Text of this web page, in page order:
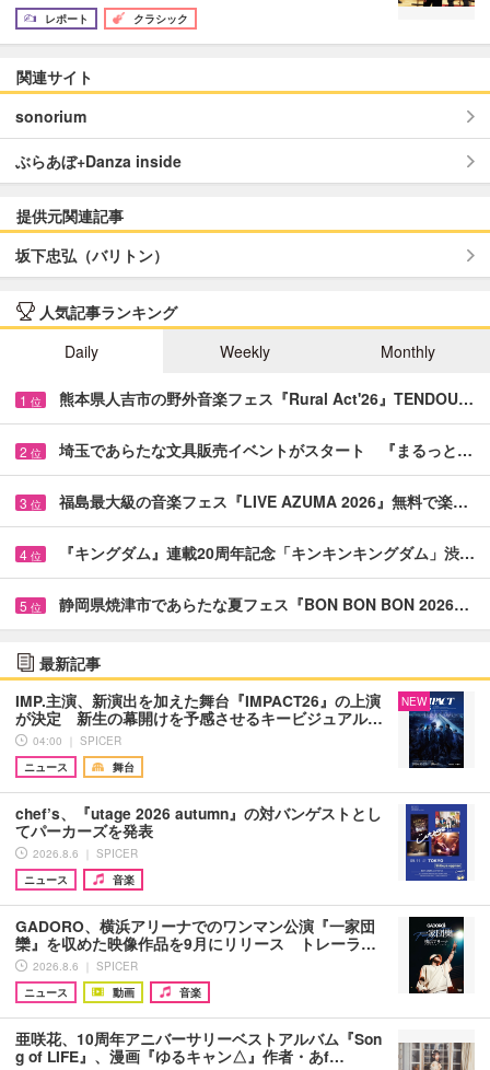
レポート
クラシック
関連サイト
sonorium
ぶらあぼ+Danza inside
提供元関連記事
坂下忠弘（バリトン）
人気記事ランキング
Daily
Weekly Monthly
1 位 熊本県人吉市の野外音楽フェス『Rural Act'26』TENDOU…
2 位 埼玉であらたな文具販売イベントがスタート 『まるっと…
3 位 福島最大級の音楽フェス『LIVE AZUMA 2026』無料で楽…
4 位 『キングダム』連載20周年記念「キンキンキングダム」渋…
5 位 静岡県焼津市であらたな夏フェス『BON BON BON 2026…
最新記事
IMP.主演、新演出を加えた舞台『IMPACT26』の上演
が決定 新生の幕開けを予感させるキービジュアル…
04:00 ｜ SPICER
ニュース
舞台
NEW
chef’s、『utage 2026 autumn』の対バンゲストとし
てパーカーズを発表
2026.8.6 ｜ SPICER
ニュース
音楽
GADORO、横浜アリーナでのワンマン公演『一家団
欒』を収めた映像作品を9月にリリース トレーラ…
2026.8.6 ｜ SPICER
ニュース
動画 音楽
亜咲花、10周年アニバーサリーベストアルバム『Son
g of LIFE』、漫画『ゆるキャン△』作者・あf…